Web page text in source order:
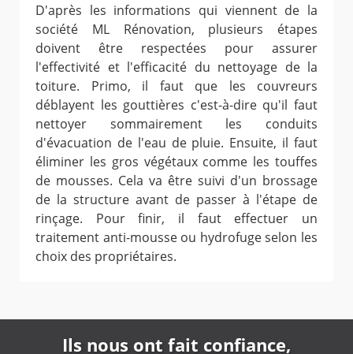
D'après les informations qui viennent de la
société ML Rénovation, plusieurs étapes
doivent être respectées pour assurer
l'effectivité et l'efficacité du nettoyage de la
toiture. Primo, il faut que les couvreurs
déblayent les gouttières c'est-à-dire qu'il faut
nettoyer sommairement les conduits
d'évacuation de l'eau de pluie. Ensuite, il faut
éliminer les gros végétaux comme les touffes
de mousses. Cela va être suivi d'un brossage
de la structure avant de passer à l'étape de
rinçage. Pour finir, il faut effectuer un
traitement anti-mousse ou hydrofuge selon les
choix des propriétaires.
Ils nous ont fait confiance,